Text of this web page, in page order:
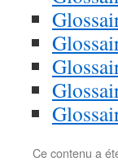
Ce contenu a